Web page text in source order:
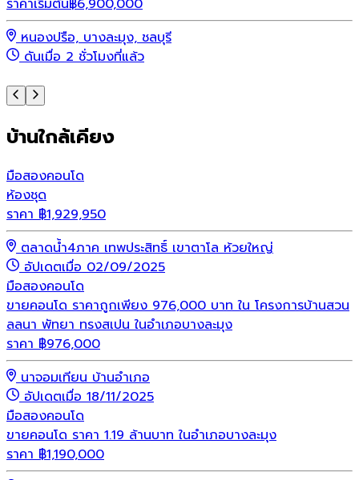
หนองปรือ, บางละมุง, ชลบุรี
ดันเมื่อ 2 ชั่วโมงที่แล้ว
บ้านใกล้เคียง
มือสองคอนโด
ห้องชุด
ราคา ฿1,929,950
ตลาดน้ำ4ภาค เทพประสิทธิ์ เขาตาโล ห้วยใหญ่
อัปเดตเมื่อ 02/09/2025
มือสองคอนโด
ขายคอนโด ราคาถูกเพียง 976,000 บาท ใน โครงการบ้านสวน
ลลนา พัทยา ทรงสเปน ในอำเภอบางละมุง
ราคา ฿976,000
นาจอมเทียน บ้านอำเภอ
อัปเดตเมื่อ 18/11/2025
มือสองคอนโด
ขายคอนโด ราคา 1.19 ล้านบาท ในอำเภอบางละมุง
ราคา ฿1,190,000